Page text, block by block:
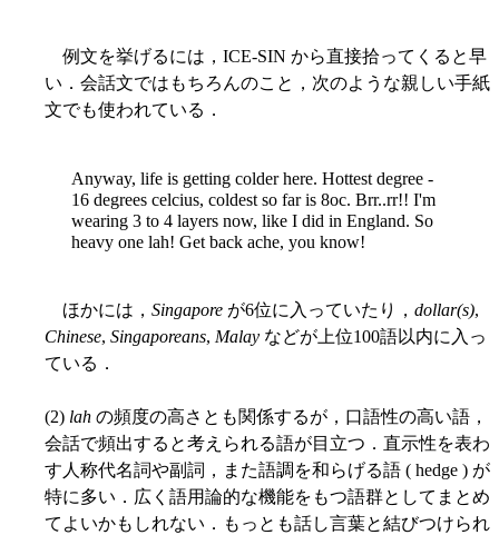
例文を挙げるには，ICE-SIN から直接拾ってくると早
い．会話文ではもちろんのこと，次のような親しい手紙
文でも使われている．
Anyway, life is getting colder here. Hottest degree -
16 degrees celcius, coldest so far is 8oc. Brr..rr!! I'm
wearing 3 to 4 layers now, like I did in England. So
heavy one lah! Get back ache, you know!
ほかには， Singapore が6位に入っていたり， dollar(s),
Chinese, Singaporeans, Malay などが上位100語以内に入っ
ている．
(2) lah の頻度の高さとも関係するが，口語性の高い語，
会話で頻出すると考えられる語が目立つ．直示性を表わ
す人称代名詞や副詞，また語調を和らげる語 ( hedge ) が
特に多い．広く語用論的な機能をもつ語群としてまとめ
てよいかもしれない．もっとも話し言葉と結びつけられ